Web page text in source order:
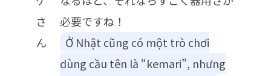
さ
ん
必要ですね！
Ở Nhật cũng có một trò chơi
dùng cầu tên là “kemari”, nhưng